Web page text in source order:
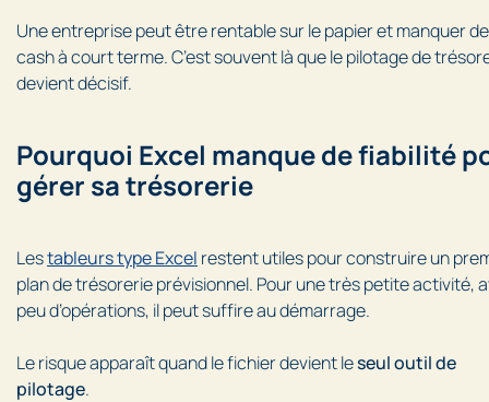
Une entreprise peut être rentable sur le papier et manquer de
cash à court terme. C’est souvent là que le pilotage de
devient décisif.
Pourquoi Excel manque de fiabilité
gérer sa trésorerie
Lestableurs type Excel restent utiles pour construire un
plan de trésorerie prévisionnel. Pour une très petite activité,
peu d’opérations, il peut suffire au démarrage.
Le risque apparaît quand le fichier devient leseul outil de
pilotage.